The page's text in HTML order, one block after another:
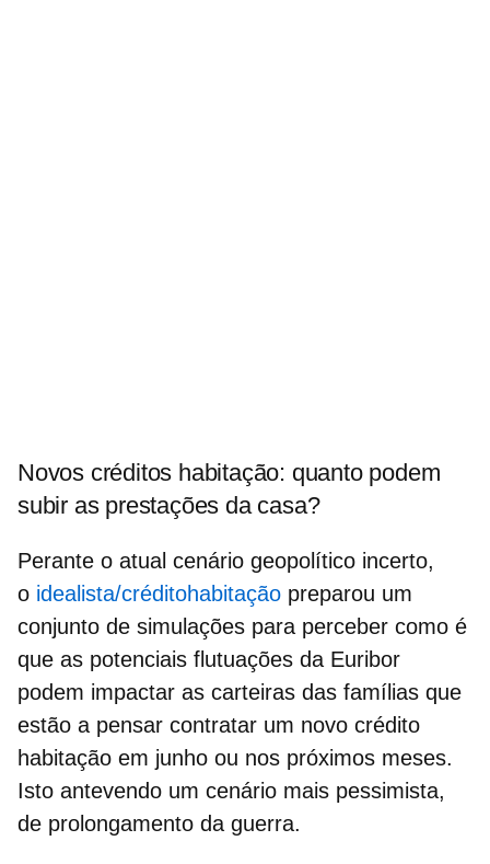
Novos créditos habitação: quanto podem
subir as prestações da casa?
Perante o atual cenário geopolítico incerto,
o idealista/créditohabitação preparou um
conjunto de simulações para perceber como é
que as potenciais flutuações da Euribor
podem impactar as carteiras das famílias que
estão a pensar contratar um novo crédito
habitação em junho ou nos próximos meses.
Isto antevendo um cenário mais pessimista,
de prolongamento da guerra.